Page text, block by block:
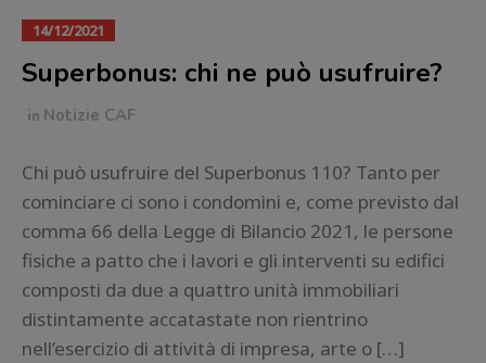
14/12/2021
Superbonus: chi ne può usufruire?
in Notizie CAF
Chi può usufruire del Superbonus 110? Tanto per
cominciare ci sono i condomìni e, come previsto dal
comma 66 della Legge di Bilancio 2021, le persone
fisiche a patto che i lavori e gli interventi su edifici
composti da due a quattro unità immobiliari
distintamente accatastate non rientrino
nell’esercizio di attività di impresa, arte o […]